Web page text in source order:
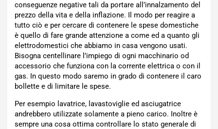
conseguenze negative tali da portare all’innalzamento del
prezzo della vita e della inflazione. Il modo per reagire a
tutto ciò e per cercare di contenere le spese domestiche
è quello di fare grande attenzione a come ed a quanto gli
elettrodomestici che abbiamo in casa vengono usati.
Bisogna centellinare l’impiego di ogni macchinario od
accessorio che funziona con la corrente elettrica o con il
gas. In questo modo saremo in grado di contenere il caro
bollette e di limitare le spese.
Per esempio lavatrice, lavastoviglie ed asciugatrice
andrebbero utilizzate solamente a pieno carico. Inoltre è
sempre una cosa ottima controllare lo stato generale di